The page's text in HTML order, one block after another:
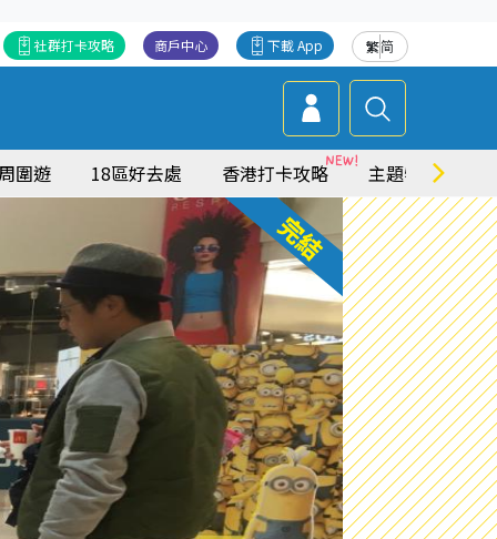
繁简
下載 App
商戶中心
社群打卡攻略
圍遊 18區好去處 香港打卡攻略 主題特集